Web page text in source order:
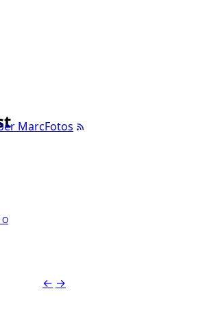
MarcFotos
O
← →